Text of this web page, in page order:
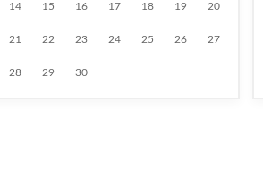
14 15 16 17 18 19 20
21 22 23 24 25 26 27
28 29 30